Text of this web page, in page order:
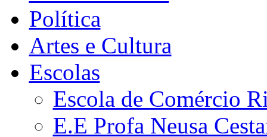
Política
Artes e Cultura
Escolas
Escola de Comércio
E.E Profa Neusa